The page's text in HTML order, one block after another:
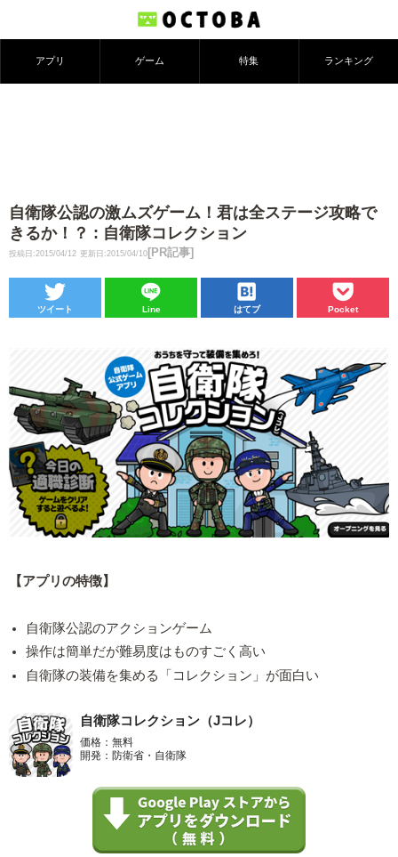
アプリ ゲーム 特集 ランキング
自衛隊公認の激ムズゲーム！君は全ステージ攻略で
きるか！？ : 自衛隊コレクション
投稿日:2015/04/12 更新日:2015/04/10 [PR記事]
ツイート Line はてブ Pocket
【アプリの特徴】
自衛隊公認のアクションゲーム
操作は簡単だが難易度はものすごく高い
自衛隊の装備を集める「コレクション」が面白い
自衛隊コレクション（Jコレ）
価格：無料
開発：防衛省・自衛隊